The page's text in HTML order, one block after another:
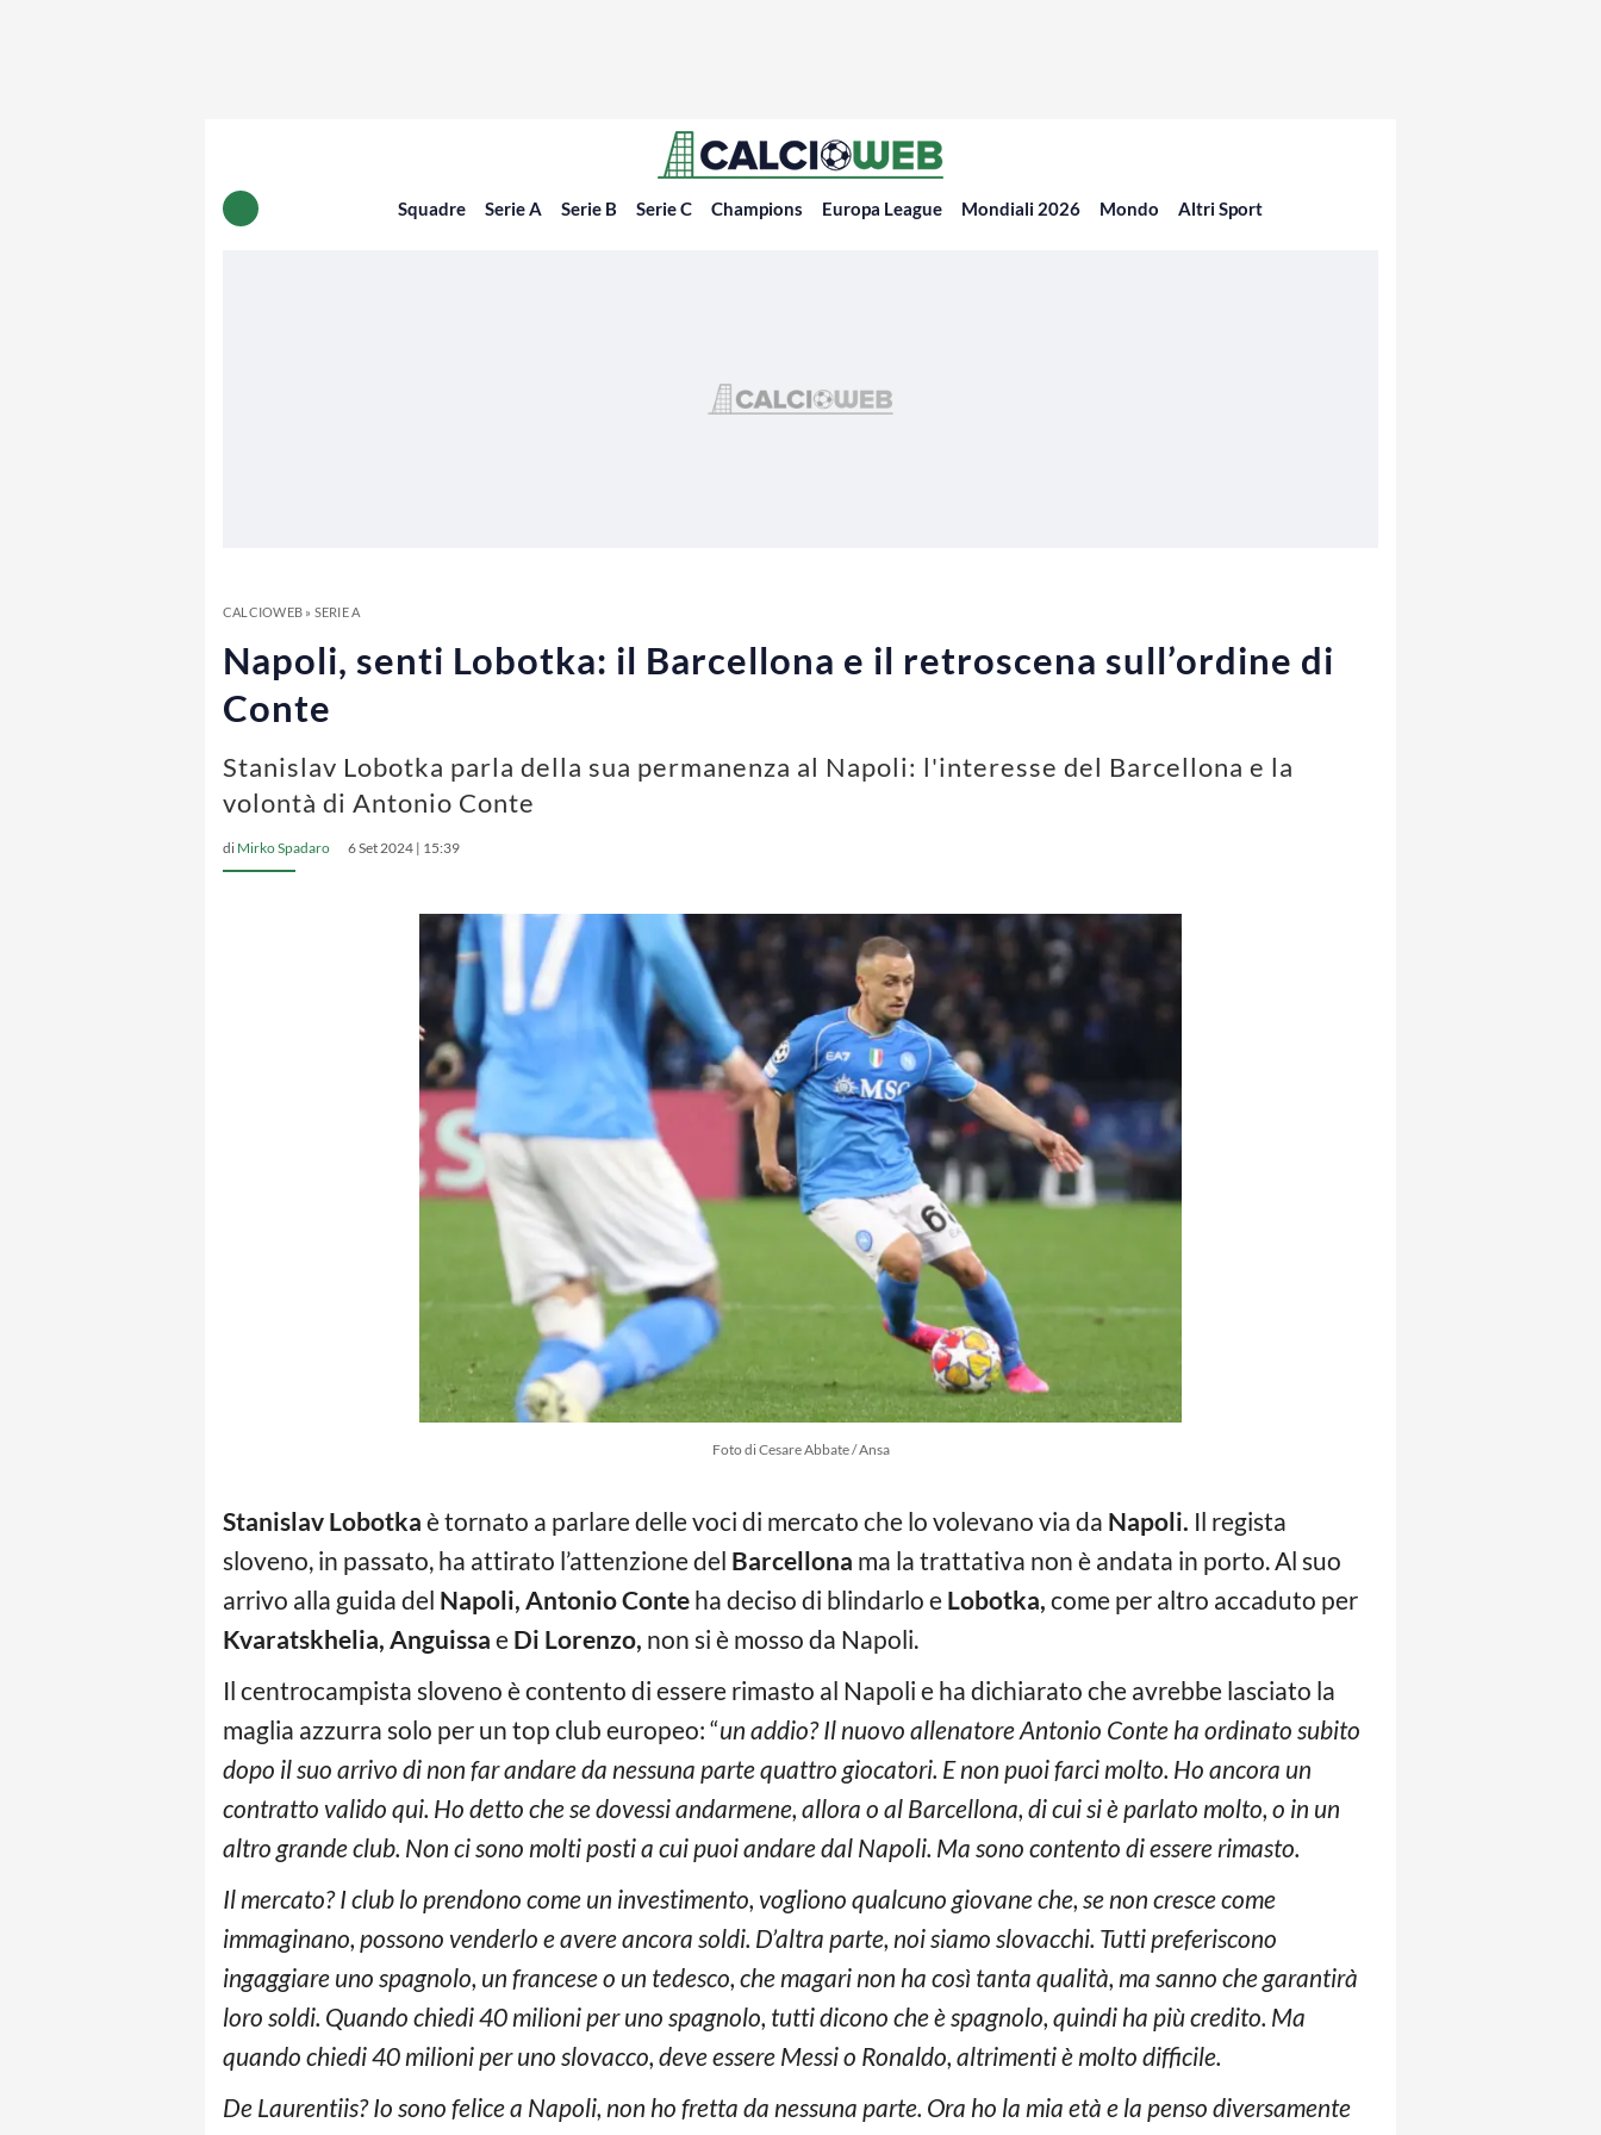
Squadre Serie A Serie B Serie C Champions Europa League Mondiali 2026 Mondo Altri Sport
CALCIOWEB» SERIE A
Napoli, senti Lobotka: il Barcellona e il retroscena sull’ordine di
Conte
Stanislav Lobotka parla della sua permanenza al Napoli: l'interesse del Barcellona e la
volontà di Antonio Conte
di Mirko Spadaro 6 Set 2024 | 15:39
Foto di Cesare Abbate / Ansa
Stanislav Lobotka è tornato a parlare delle voci di mercato che lo volevano via da Napoli. Il regista
sloveno, in passato, ha attirato l’attenzione del Barcellona ma la trattativa non è andata in porto. Al suo
arrivo alla guida del Napoli, Antonio Conte ha deciso di blindarlo e Lobotka, come per altro accaduto per
Kvaratskhelia, Anguissa e Di Lorenzo, non si è mosso da Napoli.
Il centrocampista sloveno è contento di essere rimasto al Napoli e ha dichiarato che avrebbe lasciato la
maglia azzurra solo per un top club europeo: “un addio? Il nuovo allenatore Antonio Conte ha ordinato subito
dopo il suo arrivo di non far andare da nessuna parte quattro giocatori. E non puoi farci molto. Ho ancora un
contratto valido qui. Ho detto che se dovessi andarmene, allora o al Barcellona, di cui si è parlato molto, o in un
altro grande club. Non ci sono molti posti a cui puoi andare dal Napoli. Ma sono contento di essere rimasto.
Il mercato? I club lo prendono come un investimento, vogliono qualcuno giovane che, se non cresce come
immaginano, possono venderlo e avere ancora soldi. D’altra parte, noi siamo slovacchi. Tutti preferiscono
ingaggiare uno spagnolo, un francese o un tedesco, che magari non ha così tanta qualità, ma sanno che garantirà
loro soldi. Quando chiedi 40 milioni per uno spagnolo, tutti dicono che è spagnolo, quindi ha più credito. Ma
quando chiedi 40 milioni per uno slovacco, deve essere Messi o Ronaldo, altrimenti è molto difficile.
De Laurentiis? Io sono felice a Napoli, non ho fretta da nessuna parte. Ora ho la mia età e la penso diversamente